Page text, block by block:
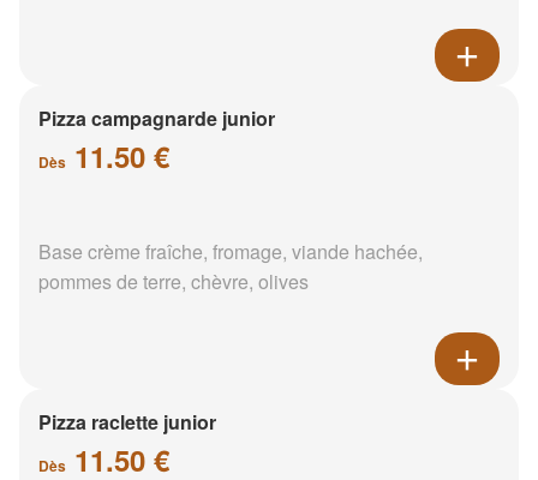
Pizza campagnarde junior
Dès 11.50 €
Base crème fraîche, fromage, viande hachée,
pommes de terre, chèvre, olives
Pizza raclette junior
Dès 11.50 €